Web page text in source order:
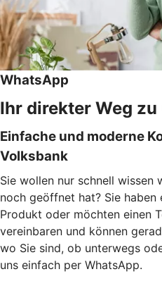
WhatsApp
Ihr direkter Weg zu
Einfache und moderne
Volksbank
Sie wollen nur schnell wissen
noch geöffnet hat? Sie haben
Produkt oder möchten einen
vereinbaren und können
wo Sie sind, ob unterwegs
uns einfach per WhatsApp.